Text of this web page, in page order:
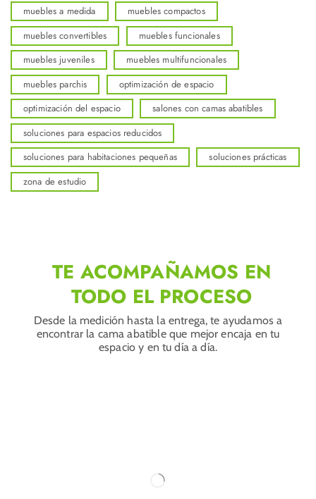
muebles a medida
muebles compactos
muebles convertibles
muebles funcionales
muebles juveniles
muebles multifuncionales
muebles parchis
optimización de espacio
optimización del espacio
salones con camas abatibles
soluciones para espacios reducidos
soluciones para habitaciones pequeñas
soluciones prácticas
zona de estudio
TE ACOMPAÑAMOS EN
TODO EL PROCESO
Desde la medición hasta la entrega, te ayudamos a
encontrar la cama abatible que mejor encaja en tu
espacio y en tu día a día.